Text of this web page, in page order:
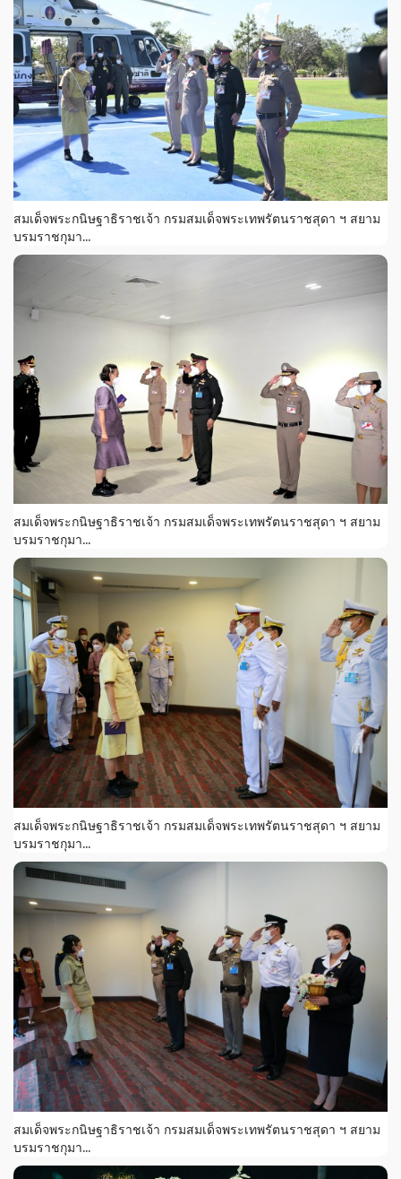
สมเด็จพระกนิษฐาธิราชเจ้า กรมสมเด็จพระเทพรัตนราชสุดา ฯ สยาม
บรมราชกุมา...
สมเด็จพระกนิษฐาธิราชเจ้า กรมสมเด็จพระเทพรัตนราชสุดา ฯ สยาม
บรมราชกุมา...
สมเด็จพระกนิษฐาธิราชเจ้า กรมสมเด็จพระเทพรัตนราชสุดา ฯ สยาม
บรมราชกุมา...
สมเด็จพระกนิษฐาธิราชเจ้า กรมสมเด็จพระเทพรัตนราชสุดา ฯ สยาม
บรมราชกุมา...